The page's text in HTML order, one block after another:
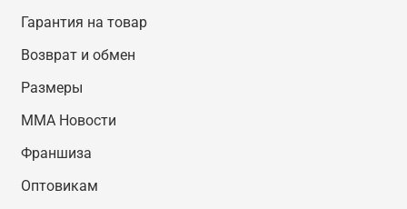
Гарантия на товар
Возврат и обмен
Размеры
MMA Новости
Франшиза
Оптовикам